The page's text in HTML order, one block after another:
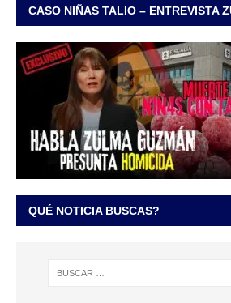
CASO NIÑAS TALIO – ENTREVISTA
QUÉ NOTICIA BUSCAS?